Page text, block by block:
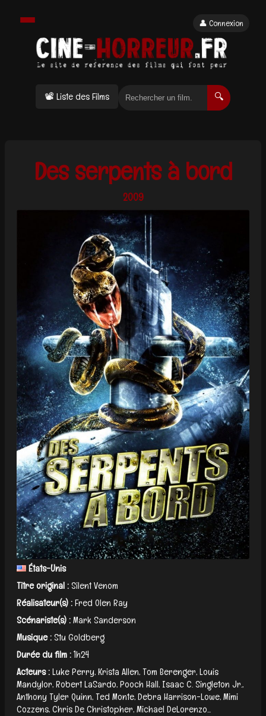
📽 Liste des Films 🔍
👤 Connexion
Des serpents à bord
2009
États-Unis
Titre original :Silent Venom
Réalisateur(s) :Fred Olen Ray
Scénariste(s) :Mark Sanderson
Musique :Stu Goldberg
Durée du film :1h24
Acteurs :Luke Perry, Krista Allen, Tom Berenger, Louis
Mandylor, Robert LaSardo, Pooch Hall, Isaac C. Singleton Jr.,
Anthony Tyler Quinn, Ted Monte, Debra Harrison-Lowe, Mimi
Cozzens, Chris De Christopher, Michael DeLorenzo...